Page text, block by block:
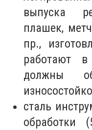
выпуска
плашек,
пр.,
работают
должны
сталь